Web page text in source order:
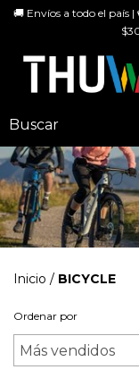
🚚 Envíos a todo el país |
Inicio / BICYCLE
Ordenar por